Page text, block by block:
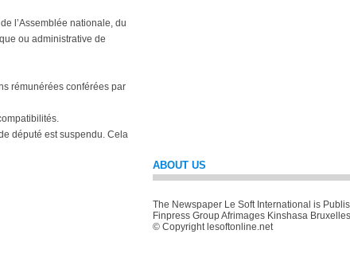
l’Assemblée nationale, du
ou administrative de
rémunérées conférées par
député est suspendu. Cela
ABOUT US
The Newspaper Le Soft International is
Finpress Group Afrimages Kinshasa Bruxelles
© Copyright lesoftonline.net